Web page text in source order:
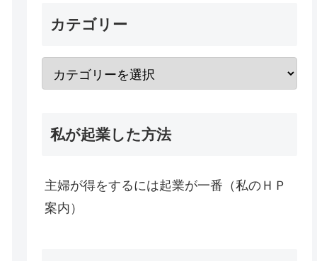
カテゴリー
私が起業した方法
主婦が得をするには起業が一番（私のＨＰ
案内）